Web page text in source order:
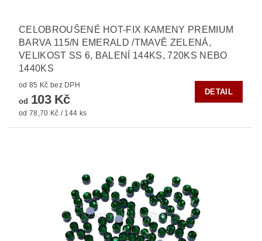
CELOBROUŠENÉ HOT-FIX KAMENY PREMIUM
BARVA 115/N EMERALD /TMAVĚ ZELENÁ,
VELIKOST SS 6, BALENÍ 144KS, 720KS NEBO
1440KS
od 85 Kč bez DPH
od 103 Kč
od 78,70 Kč / 144 ks
DETAIL